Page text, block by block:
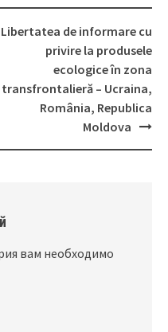
Libertatea de informare cu
privire la produsele
ecologice în zona
transfrontalieră – Ucraina,
România, Republica
Moldova
вам необходимо